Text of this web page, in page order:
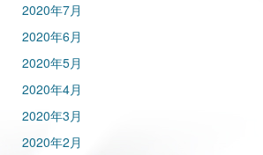
2020年7月
2020年6月
2020年5月
2020年4月
2020年3月
2020年2月